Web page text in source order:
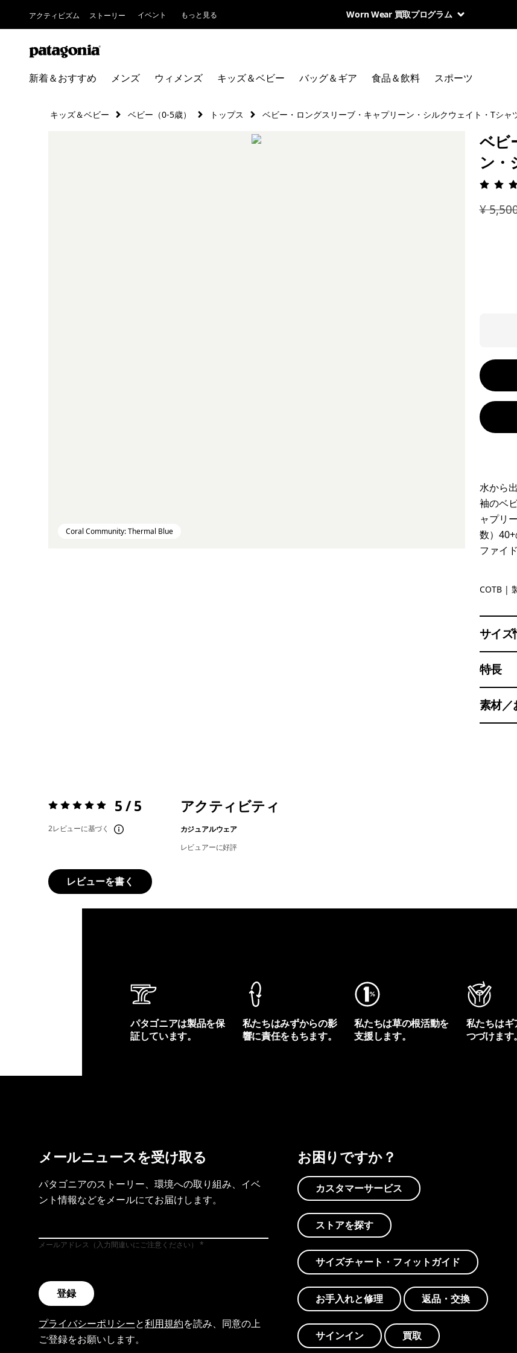
アクティビズム ストーリー イベント もっと見る Worn Wear 買取プログラム
新着＆おすすめ メンズ ウィメンズ キッズ＆ベビー バッグ＆ギア 食品＆飲料 スポーツ
キッズ＆ベビー ベビー（0-5歳） トップス ベビー・ロングスリーブ・キャプリーン・シルクウェイト・Tシャ
Coral Community: Thermal Blue
ベビ
ン・
¥
水から
袖のベ
ャプリ
数）
ファイ
Coral
COTB |
サイズ
特長
素材／
評価:5 / 5 5 / 5
2レビューに基づく
アクティビティ
カジュアルウェア
レビュアーに好評
レビューを書く
パタゴニアは製品を保
証しています。
私たちはみずからの影
響に責任をもちます。
私たちは草の根活動を
支援します。
私たちはギ
つづけます。
メールニュースを受け取る
パタゴニアのストーリー、環境への取り組み、イベ
ント情報などをメールにてお届けします。
メールアドレス（入力間違いにご注意ください）
登録
プライバシーポリシーと利用規約を読み、同意の上
ご登録をお願いします。
お困りですか？
カスタマーサービス
ストアを探す
サイズチャート・フィットガイド
お手入れと修理 返品・交換
サインイン 買取